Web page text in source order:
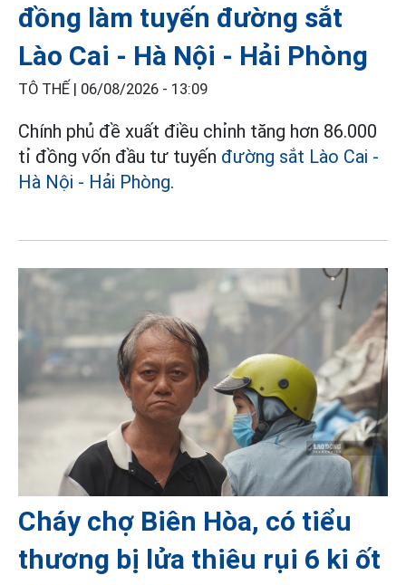
đồng làm tuyến đường sắt
Lào Cai - Hà Nội - Hải Phòng
TÔ THẾ | 06/08/2026 - 13:09
Chính phủ đề xuất điều chỉnh tăng hơn 86.000
tỉ đồng vốn đầu tư tuyến đường sắt Lào Cai -
Hà Nội - Hải Phòng.
Cháy chợ Biên Hòa, có tiểu
thương bị lửa thiêu rụi 6 ki ốt